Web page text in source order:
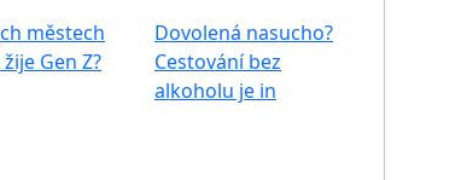
městech
Gen Z?
Dovolená nasucho?
Cestování bez
alkoholu je in